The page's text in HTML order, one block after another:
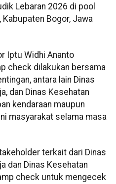
Lebaran 2026 di pool
Kabupaten Bogor, Jawa
Iptu Widhi Ananto
check dilakukan bersama
antara lain Dinas
dan Dinas Kesehatan
kendaraan maupun
masyarakat selama masa
terkait dari Dinas
dan Dinas Kesehatan
check untuk mengecek